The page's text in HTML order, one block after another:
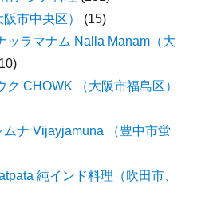
市中央区）
(15)
ッラマナム Nalla Manam（大
ク CHOWK （大阪市福島区）
ムナ Vijayjamuna （豊中市蛍
純インド料理（吹田市、